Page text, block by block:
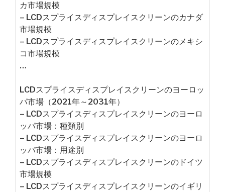
カ市場規模
– LCDスプライスディスプレイスクリーンのカナダ
市場規模
– LCDスプライスディスプレイスクリーンのメキシ
コ市場規模
…
LCDスプライスディスプレイスクリーンのヨーロッ
パ市場（2021年～2031年）
– LCDスプライスディスプレイスクリーンのヨーロ
ッパ市場：種類別
– LCDスプライスディスプレイスクリーンのヨーロ
ッパ市場：用途別
– LCDスプライスディスプレイスクリーンのドイツ
市場規模
– LCDスプライスディスプレイスクリーンのイギリ